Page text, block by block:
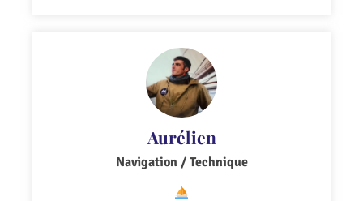
Aurélien
Navigation / Technique